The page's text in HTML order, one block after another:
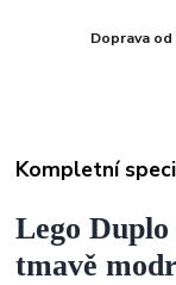
Doprava od
Kompletní
Lego
tmavě